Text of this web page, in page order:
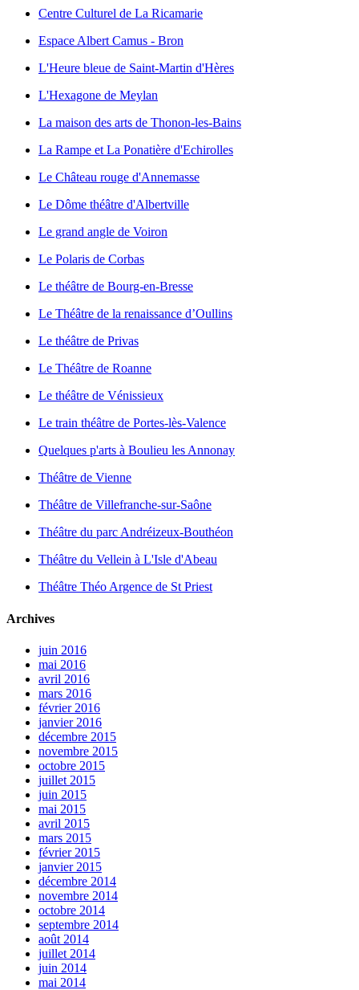
Centre Culturel de La Ricamarie
Espace Albert Camus - Bron
L'Heure bleue de Saint-Martin d'Hères
L'Hexagone de Meylan
La maison des arts de Thonon-les-Bains
La Rampe et La Ponatière d'Echirolles
Le Château rouge d'Annemasse
Le Dôme théâtre d'Albertville
Le grand angle de Voiron
Le Polaris de Corbas
Le théâtre de Bourg-en-Bresse
Le Théâtre de la renaissance d’Oullins
Le théâtre de Privas
Le Théâtre de Roanne
Le théâtre de Vénissieux
Le train théâtre de Portes-lès-Valence
Quelques p'arts à Boulieu les Annonay
Théâtre de Vienne
Théâtre de Villefranche-sur-Saône
Théâtre du parc Andréizeux-Bouthéon
Théâtre du Vellein à L'Isle d'Abeau
Théâtre Théo Argence de St Priest
Archives
juin 2016
mai 2016
avril 2016
mars 2016
février 2016
janvier 2016
décembre 2015
novembre 2015
octobre 2015
juillet 2015
juin 2015
mai 2015
avril 2015
mars 2015
février 2015
janvier 2015
décembre 2014
novembre 2014
octobre 2014
septembre 2014
août 2014
juillet 2014
juin 2014
mai 2014